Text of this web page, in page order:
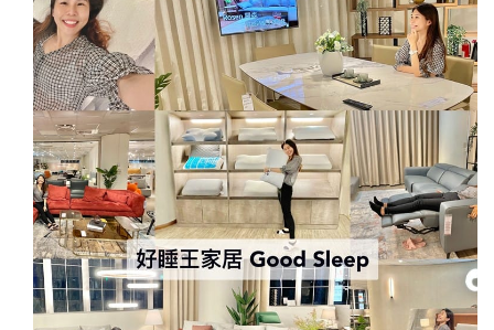
王
家
居，
台
中
中
清
旗
艦
店
門
市
款
式